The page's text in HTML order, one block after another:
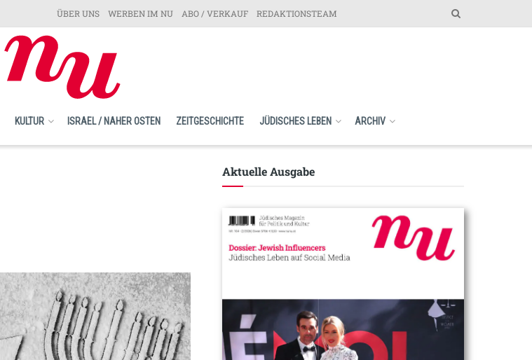
ÜBER UNS WERBEN IM NU ABO / VERKAUF REDAKTIONSTEAM
KULTUR ISRAEL / NAHER OSTEN ZEITGESCHICHTE JÜDISCHES LEBEN ARCHIV
Aktuelle Ausgabe​